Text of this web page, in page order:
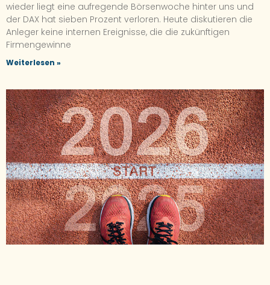
wieder liegt eine aufregende Börsenwoche hinter uns und
der DAX hat sieben Prozent verloren. Heute diskutieren die
Anleger keine internen Ereignisse, die die zukünftigen
Firmengewinne
Weiterlesen »